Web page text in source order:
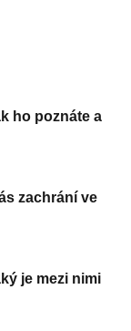
ho poznáte a
zachrání ve
je mezi nimi